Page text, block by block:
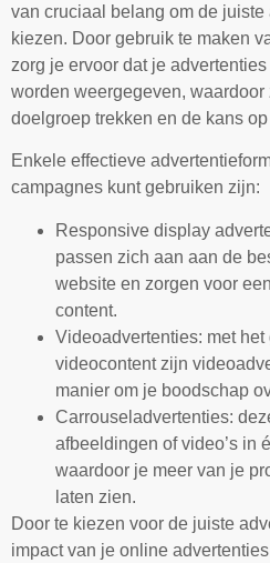
van cruciaal belang om de juiste
kiezen. Door gebruik te maken
zorg je ervoor dat je
worden weergegeven,
doelgroep trekken en de kans
Enkele effectieve
campagnes kunt gebruiken zijn:
Responsive display
passen zich aan aan de
website en zorgen voor
content.
Videoadvertenties: met
videocontent zijn
manier om je boodschap
Carrouseladvertenties:
afbeeldingen of video’s in
waardoor je meer van je
laten zien.
Door te kiezen voor de juiste
impact van je online